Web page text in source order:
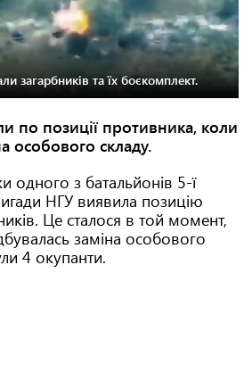
загарбників та їх боєкомплект.
по позиції противника, коли
особового складу.
одного з батальйонів 5-ї
НГУ виявила позицію
Це сталося в той момент,
заміна особового
4 окупанти.